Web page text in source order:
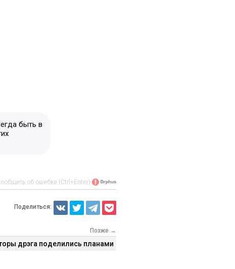
быть в
об ошибке (Ctrl+Enter)
Поделиться:
Позже →
дрэга поделились планами